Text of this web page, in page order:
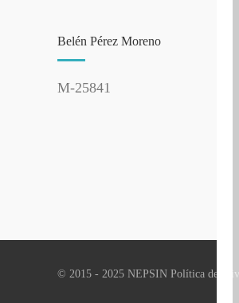
Belén Pérez Moreno
M-25841
© 2015 - 2025 NEPSIN Política de